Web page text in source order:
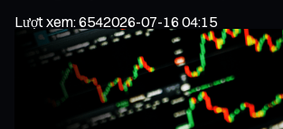
Lượt xem:6542026-07-16 04:15